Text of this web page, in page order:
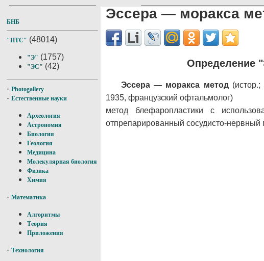
БНБ
"НТС" (48014)
"Э" (1757)
"ЭС" (42)
- Photogallery
- Естественные науки
Археология
Астрономия
Биология
Геология
Медицина
Молекулярная биология
Физика
Химия
- Математика
Алгоритмы
Теория
Приложения
- Технология
Эссера — моракса
Определение
Эссера — моракса метод(истор.;
1935, французский офтальмолог)
метод блефаропластики с
отпрепарированный сосудисто-нервный